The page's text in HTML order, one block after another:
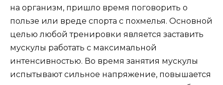
на организм, пришло время поговорить о
пользе или вреде спорта с похмелья. Основной
целью любой тренировки является заставить
мускулы работать с максимальной
интенсивностью. Во время занятия мускулы
испытывают сильное напряжение, повышается